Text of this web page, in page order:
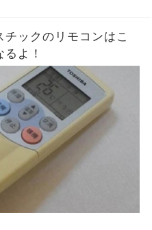
ックのリモコンはこ
よ！